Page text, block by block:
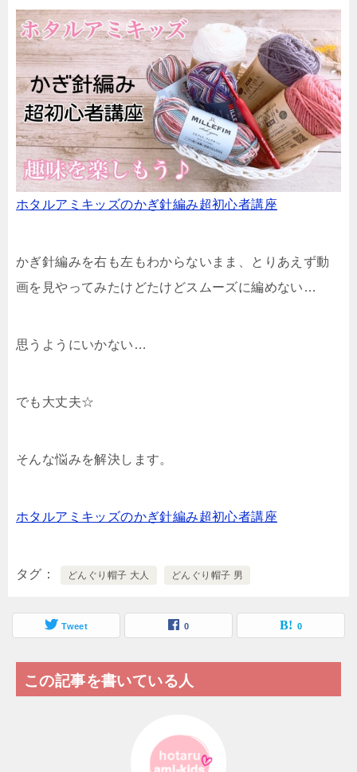
ホタルアミキッズのかぎ針編み超初心者講座
かぎ針編みを右も左もわからないまま、とりあえず動
画を見やってみたけどたけどスムーズに編めない…
思うようにいかない…
でも大丈夫☆
そんな悩みを解決します。
ホタルアミキッズのかぎ針編み超初心者講座
タグ どんぐり帽子 大人 どんぐり帽子 男
Tweet 0 0
この記事を書いている人